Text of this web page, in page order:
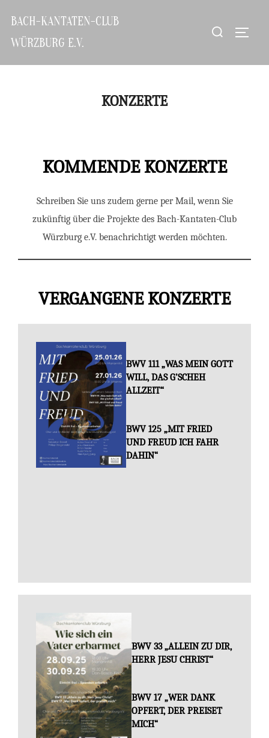
Inhalt
springen
BACH-KANTATEN-CLUB
WÜRZBURG E.V.
Suchen
KONZERTE
KOMMENDE KONZERTE
Schreiben Sie uns zudem gerne per Mail, wenn Sie
zukünftig über die Projekte des Bach-Kantaten-Club
Würzburg e.V. benachrichtigt werden möchten.
VERGANGENE KONZERTE
BWV 111 „WAS MEIN GOTT
WILL, DAS G’SCHEH
ALLZEIT“
BWV 125 „MIT FRIED
UND FREUD ICH FAHR
DAHIN“
BWV 33 „ALLEIN ZU DIR,
HERR JESU CHRIST“
BWV 17 „WER DANK
OPFERT, DER PREISET
MICH“